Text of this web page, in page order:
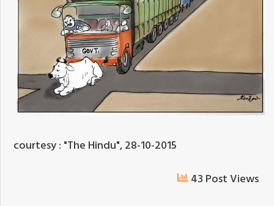
courtesy : "The Hindu", 28-10-2015
43 Post Views